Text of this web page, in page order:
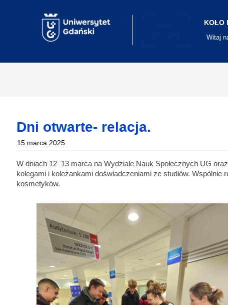
KOŁO
Witaj
Dni otwarte- relacja.
15 marca 2025
W dniach 12–13 marca na Wydziale Nauk Społecznych UG
kolegami i koleżankami doświadczeniami ze studiów.
kosmetyków.